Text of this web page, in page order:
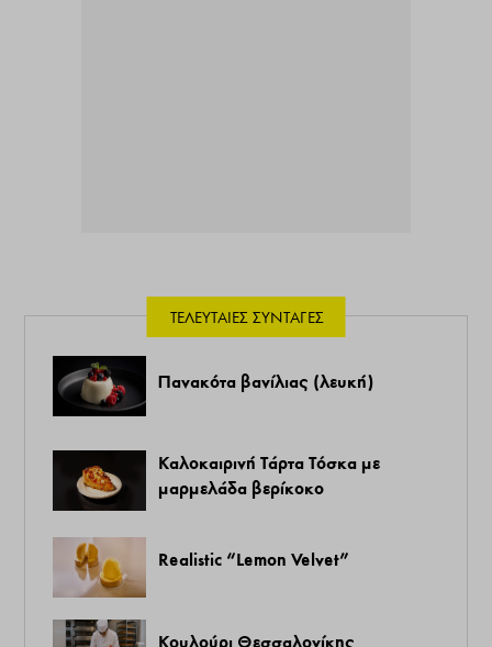
ΤΕΛΕΥΤΑΊΕΣ ΣΥΝΤΑΓΈΣ
Πανακότα βανίλιας (λευκή)
Καλοκαιρινή Τάρτα Τόσκα με
μαρμελάδα βερίκοκο
Realistic “Lemon Velvet”
Κουλούρι Θεσσαλονίκης